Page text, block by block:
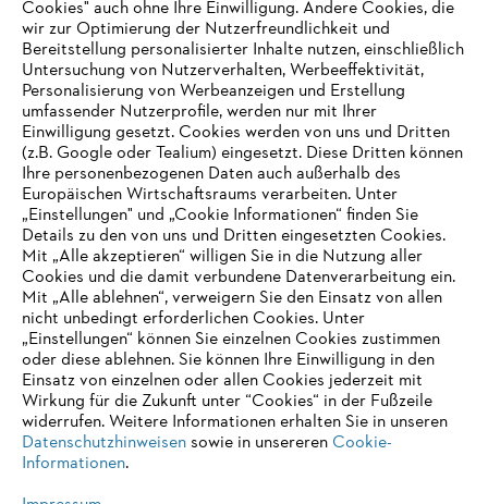
Informationen für Lieferanten
Produkte
Kontakt
Karriere
Hinweisgebersystem
ImpressumDatenschutzCookie InformationenAGB
STIHL Kettenwerk GmbH & Co KG, 9500 Wil | STIHL VERTRIEBS AG,
Cookies" auch ohne Ihre Einwilligung. Andere Cookies, die
wir zur Optimierung der Nutzerfreundlichkeit und
Bereitstellung personalisierter Inhalte nutzen, einschließlich
Untersuchung von Nutzerverhalten, Werbeeffektivität,
Personalisierung von Werbeanzeigen und Erstellung
umfassender Nutzerprofile, werden nur mit Ihrer
Einwilligung gesetzt. Cookies werden von uns und Dritten
(z.B. Google oder Tealium) eingesetzt. Diese Dritten können
Ihre personenbezogenen Daten auch außerhalb des
Europäischen Wirtschaftsraums verarbeiten. Unter
„Einstellungen" und „Cookie Informationen“ finden Sie
Details zu den von uns und Dritten eingesetzten Cookies.
Mit „Alle akzeptieren“ willigen Sie in die Nutzung aller
Cookies und die damit verbundene Datenverarbeitung ein.
Mit „Alle ablehnen“, verweigern Sie den Einsatz von allen
nicht unbedingt erforderlichen Cookies. Unter
„Einstellungen“ können Sie einzelnen Cookies zustimmen
oder diese ablehnen. Sie können Ihre Einwilligung in den
Einsatz von einzelnen oder allen Cookies jederzeit mit
Wirkung für die Zukunft unter “Cookies“ in der Fußzeile
widerrufen. Weitere Informationen erhalten Sie in unseren
Datenschutzhinweisensowie in unsereren Cookie-
Informationen.